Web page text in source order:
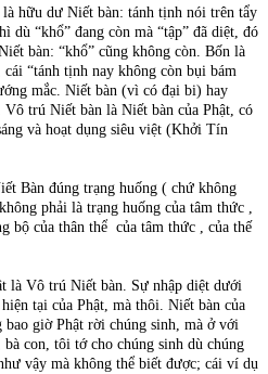
hữu dư Niết bàn: tánh tịnh nói trên tẩy
dù “khổ” đang còn mà “tập” đã diệt, đó
bàn: “khổ” cũng không còn. Bốn là
“tánh tịnh nay không còn bụi bám
mắc. Niết bàn (vì có đại bi) hay
trú Niết bàn là Niết bàn của Phật, có
và hoạt dụng siêu việt (Khởi Tín
Bàn đúng trạng huống ( chứ không
phải là trạng huống của tâm thức ,
bộ của thân thể của tâm thức , của thế
là Vô trú Niết bàn. Sự nhập diệt dưới
tại của Phật, mà thôi. Niết bàn của
giờ Phật rời chúng sinh, mà ở với
con, tôi tớ cho chúng sinh dù chúng
vậy mà không thể biết được; cái ví dụ